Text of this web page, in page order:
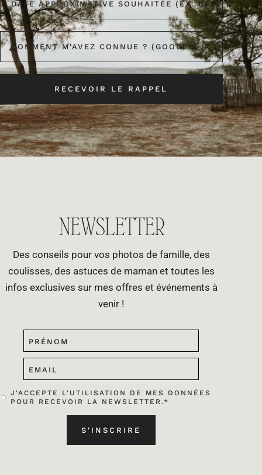
VEUILLEZ LAISSER CE
NEWSLETTER
Des conseils pour vos photos de famille, des
coulisses, des astuces de maman et toutes les
infos exclusives sur mes offres et événements à
venir !
J'ACCEPTE L'UTILISATION DE MES DONNÉES
POUR RECEVOIR LA NEWSLETTER.*